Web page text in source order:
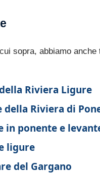
sopra, abbiamo
Riviera Ligure
della Riviera di
in ponente e
ligure
del Gargano